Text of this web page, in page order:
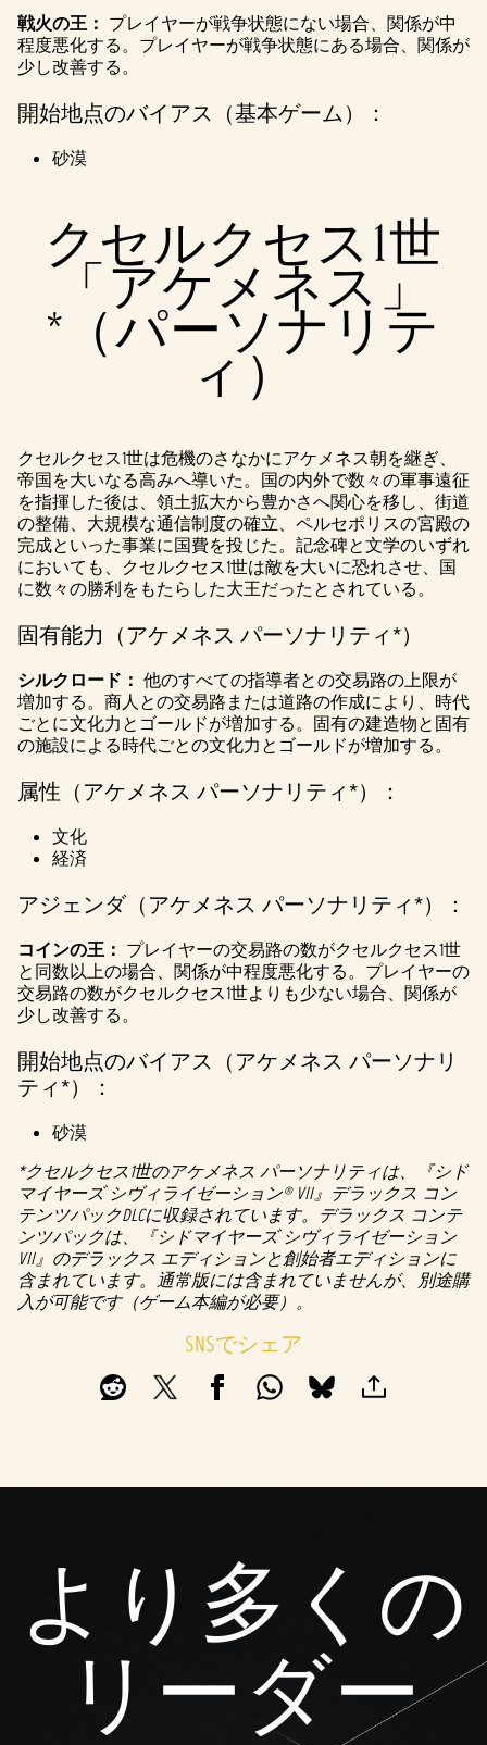
ポリ
シー
と
eサ
ーバ
ーへ
のデ
に同
意し
みな
戦火の王： プレイヤーが戦争状態にない場合、関係が中
程度悪化する。プレイヤーが戦争状態にある場合、関係が
少し改善する。
開始地点のバイアス（基本ゲーム）：
砂漠
クセルクセス1世
「アケメネス」
*（パーソナリテ
ィ）
クセルクセス1世は危機のさなかにアケメネス朝を継ぎ、
帝国を大いなる高みへ導いた。国の内外で数々の軍事遠征
を指揮した後は、領土拡大から豊かさへ関心を移し、街道
の整備、大規模な通信制度の確立、ペルセポリスの宮殿の
完成といった事業に国費を投じた。記念碑と文学のいずれ
においても、クセルクセス1世は敵を大いに恐れさせ、国
に数々の勝利をもたらした大王だったとされている。
固有能力（アケメネス パーソナリティ*）
シルクロード： 他のすべての指導者との交易路の上限が
増加する。商人との交易路または道路の作成により、時代
ごとに文化力とゴールドが増加する。固有の建造物と固有
の施設による時代ごとの文化力とゴールドが増加する。
属性（アケメネス パーソナリティ*）：
文化
経済
アジェンダ（アケメネス パーソナリティ*）：
コインの王： プレイヤーの交易路の数がクセルクセス1世
と同数以上の場合、関係が中程度悪化する。プレイヤーの
交易路の数がクセルクセス1世よりも少ない場合、関係が
少し改善する。
開始地点のバイアス（アケメネス パーソナリ
ティ*）：
砂漠
*クセルクセス1世のアケメネス パーソナリティは、『シド
マイヤーズ シヴィライゼーション® VII』デラックス コン
テンツパックDLCに収録されています。デラックス コンテ
ンツパックは、『シドマイヤーズ シヴィライゼーション
VII』のデラックス エディションと創始者エディションに
含まれています。通常版には含まれていませんが、別途購
入が可能です（ゲーム本編が必要）。
SNSでシェア
より多くの
リーダー